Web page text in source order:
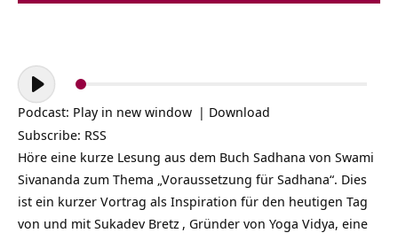
Audio-
Player
Podcast: Play in new window | Download
Subscribe: RSS
Höre eine kurze Lesung aus dem Buch Sadhana von Swami
Sivananda zum Thema „Voraussetzung für Sadhana“. Dies
ist ein kurzer Vortrag als Inspiration für den heutigen Tag
von und mit Sukadev Bretz , Gründer von Yoga Vidya, eine